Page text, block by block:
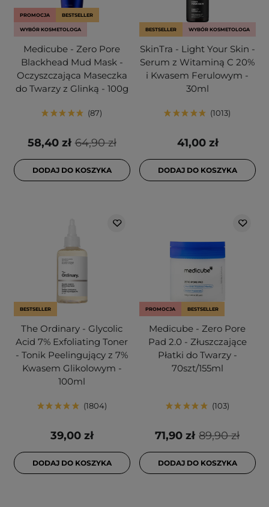
PROMOCJA BESTSELLER
WYBÓR KOSMETOLOGA
Medicube - Zero Pore
Blackhead Mud Mask -
Oczyszczająca Maseczka
do Twarzy z Glinką - 100g
87
64,90 zł
58,40 zł
DODAJ DO KOSZYKA
BESTSELLER WYBÓR KOSMETOLOGA
SkinTra - Light Your Skin -
Serum z Witaminą C 20%
i Kwasem Ferulowym -
30ml
1013
41,00 zł
DODAJ DO KOSZYKA
BESTSELLER
The Ordinary - Glycolic
Acid 7% Exfoliating Toner
- Tonik Peelingujący z 7%
Kwasem Glikolowym -
100ml
1804
39,00 zł
DODAJ DO KOSZYKA
PROMOCJA BESTSELLER
Medicube - Zero Pore
Pad 2.0 - Złuszczające
Płatki do Twarzy -
70szt/155ml
103
89,90 zł
71,90 zł
DODAJ DO KOSZYKA